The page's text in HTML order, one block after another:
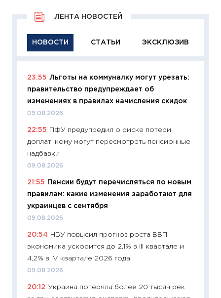
НОВОСТИ СТАТЬИ ЭКСКЛЮЗИВ
ЛЕНТА НОВОСТЕЙ
23:55 Льготы на коммуналку могут урезать:
правительство предупреждает об
изменениях в правилах начисления скидок
09.08.2026
22:55
ПФУ предупредил о риске потери
доплат: кому могут пересмотреть пенсионные
надбавки
09.08.2026
21:55
Пенсии будут перечисляться по новым
правилам: какие изменения заработают для
украинцев с сентября
09.08.2026
20:54
НБУ повысил прогноз роста ВВП:
экономика ускорится до 2,1% в III квартале и
4,2% в IV квартале 2026 года
09.08.2026
20:12 Украина потеряла более 20 тысяч рек